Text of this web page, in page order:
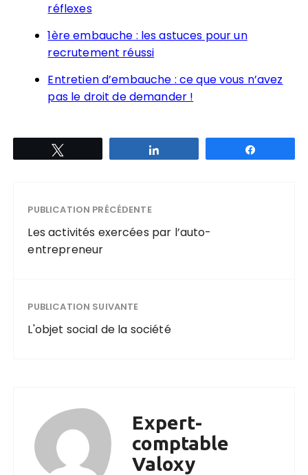
réflexes
1ère embauche : les astuces pour un
recrutement réussi
Entretien d’embauche : ce que vous n’avez
pas le droit de demander !
PUBLICATION PRÉCÉDENTE
Les activités exercées par l’auto-
entrepreneur
PUBLICATION SUIVANTE
L'objet social de la société
Expert-
comptable
Valoxy